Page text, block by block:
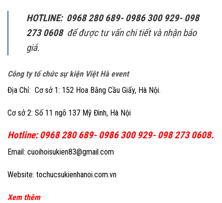
HOTLINE: 0968 280 689- 0986 300 929- 098
273 0608 để được tư vấn chi tiết và nhận báo
giá.
Công ty tổ chức sự kiện Việt Hà event
Địa Chỉ: Cơ sở 1: 152 Hoa Bằng Cầu Giấy, Hà Nội.
Cơ sở 2: Số 11 ngõ 137 Mỹ Đình, Hà Nội
Hotline: 0968 280 689- 0986 300 929- 098 273 0608.
Email: cuoihoisukien83@gmail.com
Website: tochucsukienhanoi.com.vn
Xem thêm